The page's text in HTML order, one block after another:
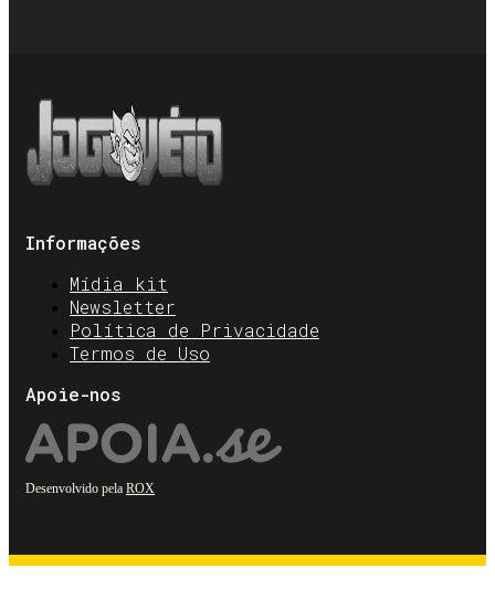
Informações
Mídia kit
Newsletter
Política de Privacidade
Termos de Uso
Apoie-nos
Desenvolvido pela ROX